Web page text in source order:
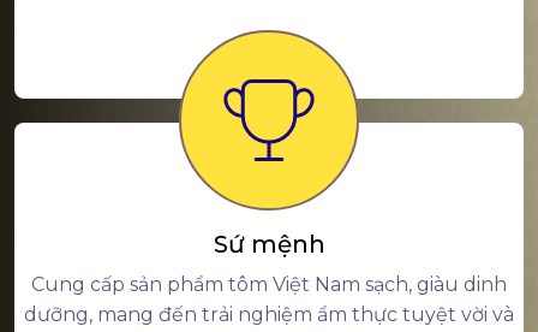
Sứ mệnh
Cung cấp sản phẩm tôm Việt Nam sạch, giàu dinh
dưỡng, mang đến trải nghiệm ẩm thực tuyệt vời và